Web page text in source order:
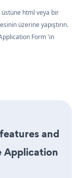
html veya bir
üzerine yapıştırın.
Form 'in
and
Application